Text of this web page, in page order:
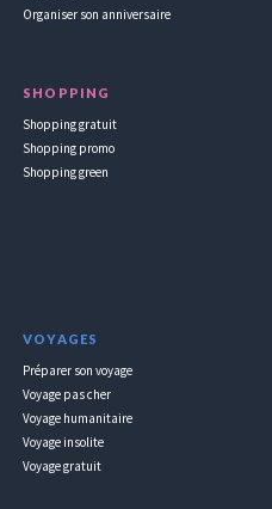
Organiser son anniversaire
SHOPPING
Shopping gratuit
Shopping promo
Shopping green
VOYAGES
Préparer son voyage
Voyage pas cher
Voyage humanitaire
Voyage insolite
Voyage gratuit